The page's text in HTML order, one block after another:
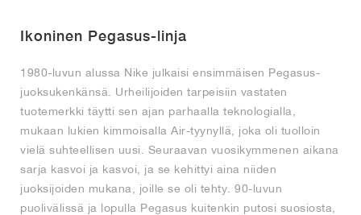
KILLSHOT 2
TOTAL 90
AVA ROVER
MIND
MOTO 2K
PHENOMENA
1000
ITALIA
FORUM
HAMBURG
LEGACY 312
JUMPMAN JACK
ALLERDALE
2000
204L
860V2
G.T. FUTURE
PS8
VERTEBRAE
AIR MAX 95
ALOHA SUPER
600
808
933
Ikoninen Pegasus-linja
1980-luvun alussa Nike julkaisi ensimmäisen Pegasus-
juoksukenkänsä. Urheilijoiden tarpeisiin vastaten
tuotemerkki täytti sen ajan parhaalla teknologialla,
mukaan lukien kimmoisalla Air-tyynyllä, joka oli tuolloin
vielä suhteellisen uusi. Seuraavan vuosikymmenen aikana
sarja kasvoi ja kasvoi, ja se kehittyi aina niiden
juoksijoiden mukana, joille se oli tehty. 90-luvun
puolivälissä ja lopulla Pegasus kuitenkin putosi suosiosta,